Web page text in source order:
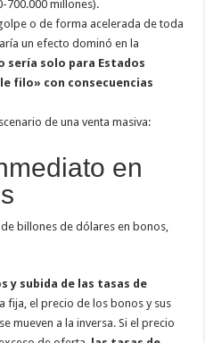
700.000 millones).
o de forma acelerada de toda
un efecto dominó en la
sería solo para Estados
filo» con consecuencias
de una venta masiva:
en
billones de dólares en bonos,
y subida de las tasas de
fija, el precio de los bonos y sus
mueven a la inversa. Si el precio